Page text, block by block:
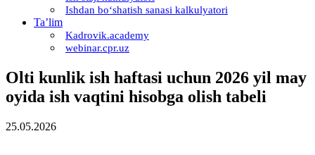
Ishdan boʻshatish sanasi kalkulyatori
Ta’lim
Kadrovik.academy
webinar.cpr.uz
Olti kunlik ish haftasi uchun 2026 yil may
oyida ish vaqtini hisobga olish tabeli
25.05.2026